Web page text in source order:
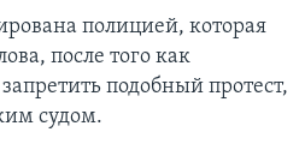
полицией, которая
после того как
подобный протест,
судом.